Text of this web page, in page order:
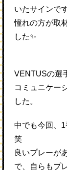
いたサインで
憧れの方が取
した✨
VENTUSの選
コミュニケー
した。
中でも今回、
笑
良いプレーが
で、自らもプ